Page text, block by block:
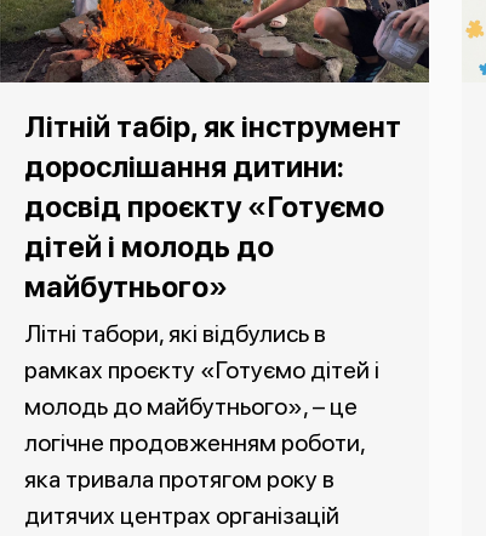
Літній табір, як інструмент
дорослішання дитини:
досвід проєкту «Готуємо
дітей і молодь до
майбутнього»
Літні табори, які відбулись в
рамках проєкту «Готуємо дітей і
молодь до майбутнього», – це
логічне продовженням роботи,
яка тривала протягом року в
дитячих центрах організацій